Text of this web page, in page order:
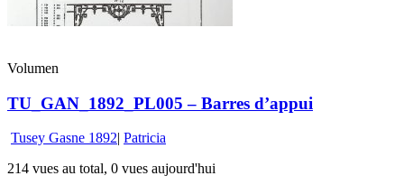
Volumen
TU_GAN_1892_PL005 – Barres d’appui
Tusey Gasne 1892 Patricia
214 vues au total, 0 vues aujourd'hui